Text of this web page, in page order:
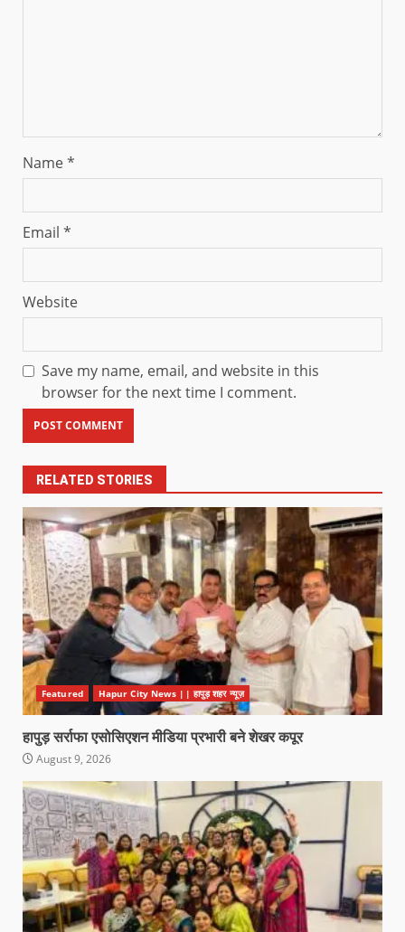
Name*
Email *
Website
Save my name, email, and website in this
browser for the next time I comment.
RELATED STORIES
Featured Hapur City News || हापुड़ शहर न्यूज़
हापुड़ सर्राफा एसोसिएशन मीडिया प्रभारी बने शेखर कपूर
August 9, 2026